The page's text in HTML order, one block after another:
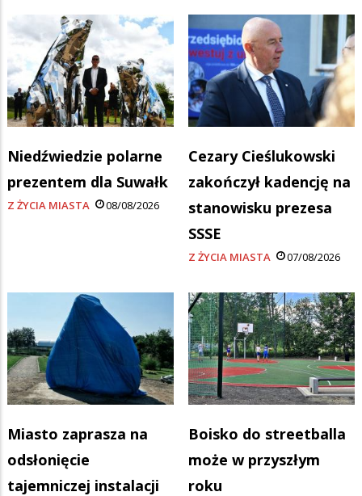
Niedźwiedzie polarne
prezentem dla Suwałk
Z ŻYCIA MIASTA 08/08/2026
Cezary Cieślukowski
zakończył kadencję na
stanowisku prezesa
SSSE
Z ŻYCIA MIASTA 07/08/2026
Miasto zaprasza na
odsłonięcie
tajemniczej instalacji
Boisko do streetballa
może w przyszłym
roku